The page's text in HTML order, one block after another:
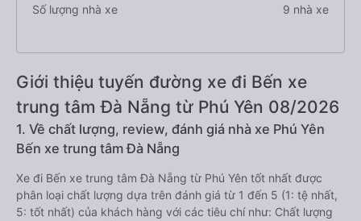
Số lượng nhà xe 9 nhà xe
Giới thiệu tuyến đường xe đi Bến xe
trung tâm Đà Nẵng từ Phú Yên 08/2026
1. Về chất lượng, review, đánh giá nhà xe Phú Yên
Bến xe trung tâm Đà Nẵng
Xe đi Bến xe trung tâm Đà Nẵng từ Phú Yên tốt nhất được
phân loại chất lượng dựa trên đánh giá từ 1 đến 5 (1: tệ nhất,
5: tốt nhất) của khách hàng với các tiêu chí như: Chất lượng